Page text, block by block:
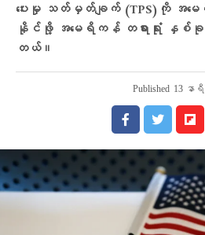
ပေးမှု သတ်မှတ်ချက် (TPS)ကို အ
နိုင်ဖို့ အမေရိကန် တရားရုံး နှစ်ခု
တယ်။
Published 13 နာရီ